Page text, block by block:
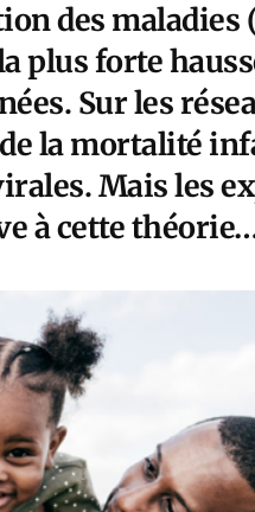
des maladies
plus forte
Sur les
la mortalité
Mais les
à cette